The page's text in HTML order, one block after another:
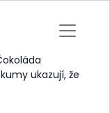
ukazují, že